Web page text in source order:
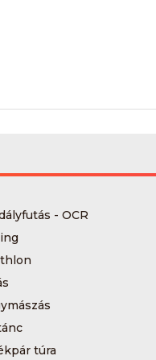
- OCR
túra